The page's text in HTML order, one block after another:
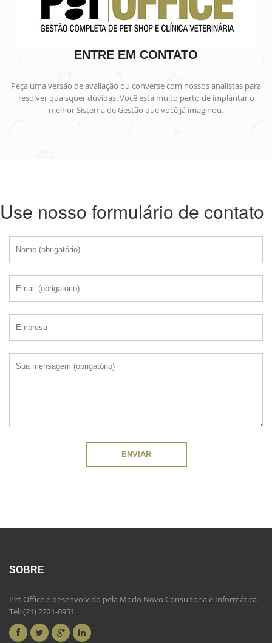
ENTRE EM CONTATO
Peça uma versão de avaliação ou converse com nossos analistas para
resolver quaisquer dúvidas. Você está muito perto de implantar o
melhor Sistema de Gestão que você já imaginou.
Use nosso formulário de contato
SOBRE
Pet Office é desenvolvido pela Modo Novo Consultoria e Informática
Tel: (21) 2221-0951